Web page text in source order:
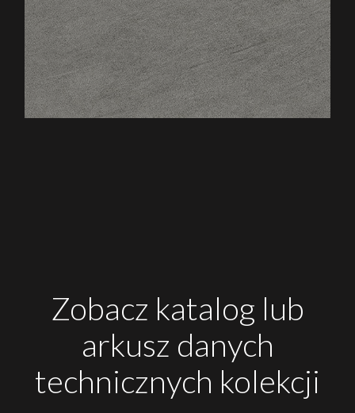
Zobacz katalog lub
arkusz danych
technicznych kolekcji